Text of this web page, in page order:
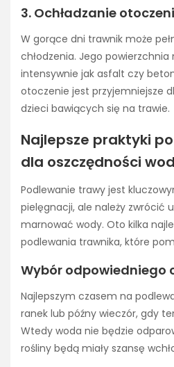
3. Ochładzanie
W gorące dni trawnik może
chłodzenia. Jego
intensywnie jak asfalt czy
otoczenie jest przyjemniejsze
dzieci bawiących się na trawie.
Najlepsze praktyki
dla oszczędności
Podlewanie trawy jest
pielęgnacji, ale należy zwrócić
marnować wody. Oto kilka
podlewania trawnika, które
Wybór odpowiedniego
Najlepszym czasem na
ranek lub późny wieczór, gdy
Wtedy woda nie będzie
rośliny będą miały szansę